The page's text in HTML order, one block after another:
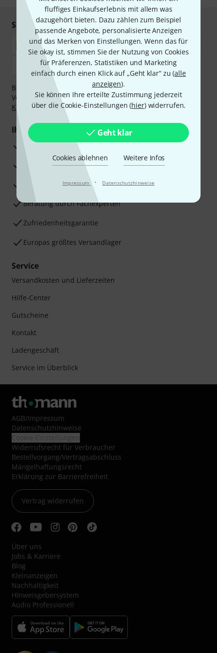
fluffiges Einkaufserlebnis mit allem was
dazugehört bieten. Dazu zählen zum Beispiel
passende Angebote, personalisierte Anzeigen
und das Merken von Einstellungen. Wenn das für
Sie okay ist, stimmen Sie der Nutzung von Cookies
für Präferenzen, Statistiken und Marketing
einfach durch einen Klick auf „Geht klar“ zu (alle
anzeigen).
Sie können Ihre erteilte Zustimmung jederzeit
über die Cookie-Einstellungen (hier) widerrufen.
Geht klar
Cookies ablehnen Weitere Infos
Impressum · Datenschutzhinweise
Sicher einkaufen & bezahlen
Bezahlen Sie vertraulich und sicher per Nachnahme,
Vorkasse, PayPal, Amazon Pay,Klarna Sofort bezahlen
Klarna Ratenzahlungoder Kreditkarte.
Ihre Vorteile
3 Jahre Thomann Garantie
30 Tage Money-Back-Garantie
Reparaturservice
Beratung durch Fachexperten
Zufriedenheitsgarantie
Europas größtes Versandlager
Service
Versandkosten und Lieferzeiten
Hilfe-Center
Gutscheine
Kontakt
Ladengeschäft
Service im Überblick
AGB/Impressum
Datenschutzhinweise
Widerrufsrecht für Verbraucher
Bestellvorgang/Vertragsabschluss
Mängelhaftungsrecht
Erklärung zur Barrierefreiheit
Vertrag widerrufen
Über uns
Jobs & Karriere
Blog
Kleinanzeigen
Nachhaltigkeit
Hinweisgebersystem
Audio Professionell